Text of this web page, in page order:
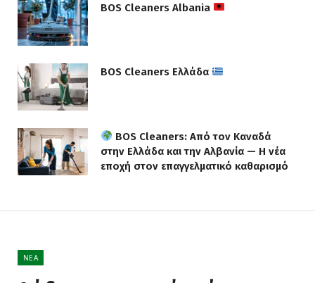
BOS Cleaners Albania
BOS Cleaners Ελλάδα
BOS Cleaners: Από τον Καναδά
στην Ελλάδα και την Αλβανία — Η νέα
εποχή στον επαγγελματικό καθαρισμό
ΝΈΑ